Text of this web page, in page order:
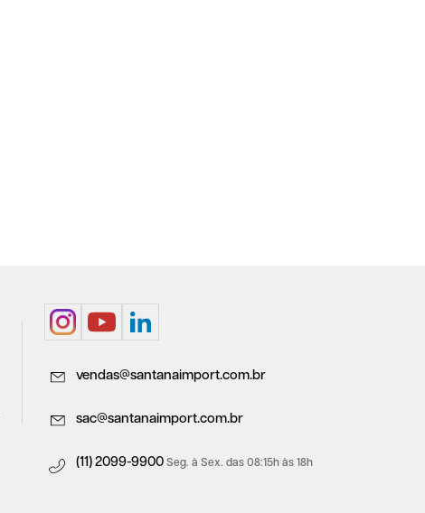
vendas@santanaimport.com.br
sac@santanaimport.com.br
(11) 2099-9900 Seg. à Sex. das 08:15h às 18h